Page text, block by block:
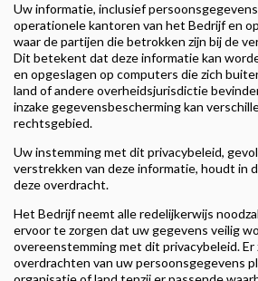
Uw informatie, inclusief
operationele kantoren van het Bedrijf en
waar de partijen die betrokken zijn bij de
Dit betekent dat deze informatie kan
en opgeslagen op computers die zich
land of andere overheidsjurisdictie
inzake gegevensbescherming kan
rechtsgebied.
Uw instemming met dit privacybeleid,
verstrekken van deze informatie, houdt in
deze overdracht.
Het Bedrijf neemt alle redelijkerwijs
ervoor te zorgen dat uw gegevens veilig
overeenstemming met dit privacybeleid. Er
overdrachten van uw persoonsgegevens